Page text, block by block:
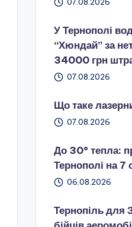
07.08.2026
У Тернополі
“Хюндай” за
34000 грн
07.08.2026
Що таке
07.08.2026
До 30° тепла:
Тернополі на 7
06.08.2026
Тернопіль для